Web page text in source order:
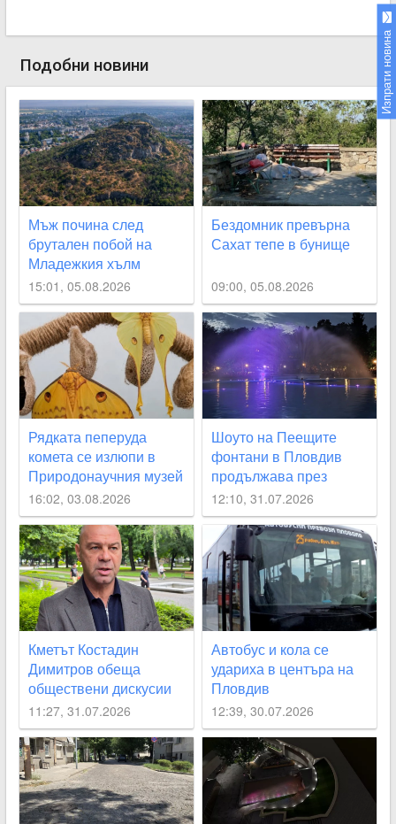
Подобни новини
Мъж почина след
брутален побой на
Младежкия хълм
15:01, 05.08.2026
Бездомник превърна
Сахат тепе в бунище
09:00, 05.08.2026
Рядката пеперуда
комета се излюпи в
Природонаучния музей
16:02, 03.08.2026
Шоуто на Пеещите
фонтани в Пловдив
продължава през
август с поредицата
„Открий Пловдив“
12:10, 31.07.2026
Кметът Костадин
Димитров обеща
обществени дискусии
за лифта на
Бунарджика
11:27, 31.07.2026
Автобус и кола се
удариха в центъра на
Пловдив
12:39, 30.07.2026
Изпрати новина